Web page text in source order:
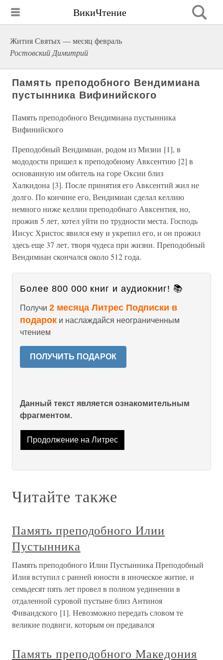
ВикиЧтение
Жития Святых — месяц февраль
Ростовский Димитрий
Память преподобного Вендимиана
пустынника Вифинийского
Память преподобного Вендимиана пустынника
Вифинийского
Преподобный Вендимиан, родом из Мизии [1], в
мододости пришел к преподобному Авксентию [2] в
основанную им обитель на горе Оксии близ
Халкидона [3]. После принятия его Авксентий жил не
долго. По кончине его, Вендимиан сделал келлию
немного ниже келлии преподобнаго Авксентия, но,
прожив 5 лет, хотел уйти по трудности места. Господь
Иисус Христос явился ему и укрепил его, и он прожил
здесь еще 37 лет, творя чудеса при жизни. Преподобный
Вендимиан скончался около 512 года.
Более 800 000 книг и аудиокниг! 📚
Получи 2 месяца Литрес Подписки в
подарок и наслаждайся неограниченным
чтением
ПОЛУЧИТЬ ПОДАРОК
Данный текст является ознакомительным
фрагментом.
Продолжение на Литрес
Читайте также
Память преподобного Илии
Пустынника
Память преподобного Илии Пустынника Преподобный
Илия вступил с ранней юности в иноческое житие, и
семьдесят пять лет провел в полном уединении в
отдаленной суровой пустыне близ Антиноя
Фиваидского [1]. Невозможно передать словом те
великие подвиги, которым он предавался
Память преподобного Македония